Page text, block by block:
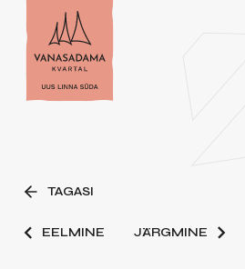
TAGASI
EELMINE JÄRGMINE